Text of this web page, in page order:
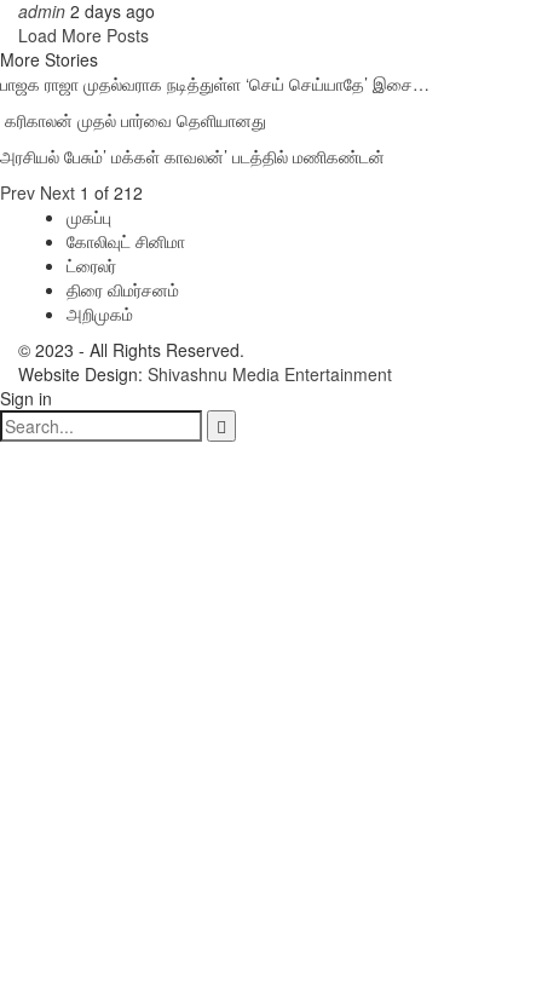
admin 2 days ago
Load More Posts
More Stories
பாஜக ராஜா முதல்வராக நடித்துள்ள ‘செய் செய்யாதே’ இசை…
‎ கரிகாலன் முதல் பார்வை தெளியானது
அரசியல் பேசும்’ மக்கள் காவலன்’ படத்தில் மணிகண்டன்
Prev Next 1 of 212
முகப்பு
கோலிவுட் சினிமா
ட்ரைலர்
திரை விமர்சனம்
அறிமுகம்
© 2023 - All Rights Reserved.
Website Design: Shivashnu Media Entertainment
Sign in